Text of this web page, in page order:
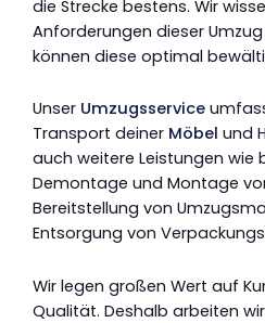
die Strecke bestens. Wir
Anforderungen dieser
können diese optimal
Unser Umzugsservice
Transport deiner Möbel und
auch weitere Leistungen wie
Demontage und Montage
Bereitstellung von
Entsorgung von
Wir legen großen Wert auf
Qualität. Deshalb arbeiten